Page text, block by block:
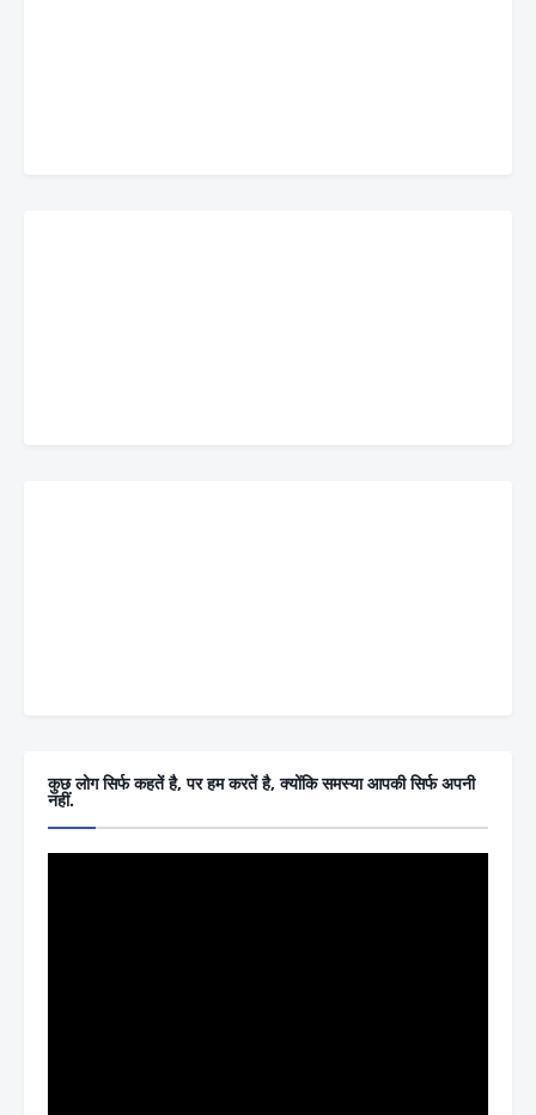
कुछ लोग सिर्फ कहतें है, पर हम करतें है, क्योंकि समस्या आपकी सिर्फ अपनी
नहीं.